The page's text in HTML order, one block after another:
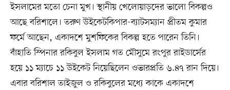
ইসলামের মতো চেনা মুখ। স্থানীয় খেলোয়াড়দের ভালো বিকল্পও
আছে বরিশালে। তরুণ উইকেটকিপার-ব্যাটসম্যান প্রীতম কুমার
ফর্মে আছেন, একাদশে মুশফিকের বিকল্প হতে পারেন তিনি।
বাঁহাতি স্পিনার রকিবুল ইসলাম গত মৌসুমে রংপুর রাইডার্সের
হয়ে ১১ ম্যাচে ১১ উইকেট নিয়েছিলেন ওভারপ্রতি ৬.৪৭ রান দিয়ে।
এবার বরিশাল তাইজুল ও রকিবুলের মধ্যে কাকে একাদশে